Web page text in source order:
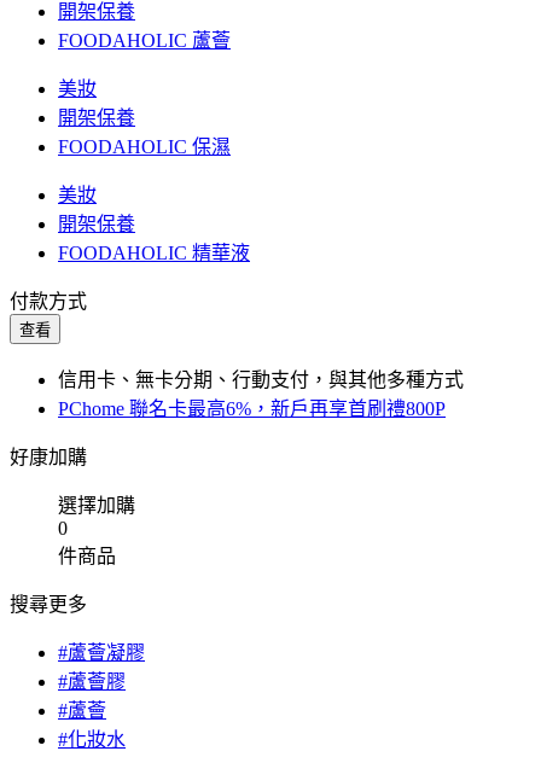
開架保養
FOODAHOLIC 蘆薈
美妝
開架保養
FOODAHOLIC 保濕
美妝
開架保養
FOODAHOLIC 精華液
付款方式
查看
信用卡、無卡分期、行動支付，與其他多種方式
PChome 聯名卡最高6%，新戶再享首刷禮800P
好康加購
選擇加購
0
件商品
搜尋更多
#蘆薈凝膠
#蘆薈膠
#蘆薈
#化妝水